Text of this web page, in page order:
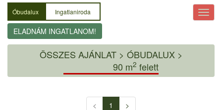
Óbudalux Ingatlaniroda
ELADNÁM INGATLANOM!
ÖSSZES AJÁNLAT> ÓBUDALUX >
90 m2 felett
< 1
>